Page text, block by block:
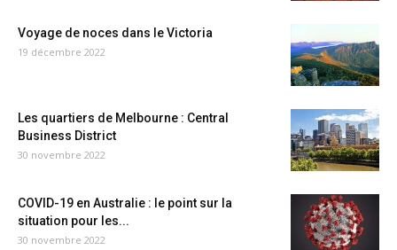
Voyage de noces dans le Victoria
19 décembre 2022
Les quartiers de Melbourne : Central
Business District
30 novembre 2022
COVID-19 en Australie : le point sur la
situation pour les...
30 novembre 2022